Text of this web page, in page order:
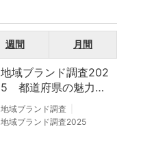
週間 月間
地域ブランド調査202
5 都道府県の魅力度
等調査結果
地域ブランド調査
地域ブランド調査2025